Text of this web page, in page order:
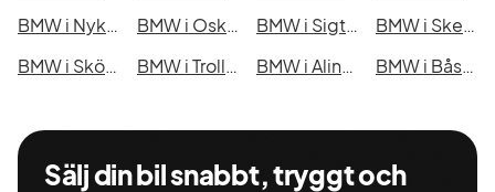
BMW i Nyköping
BMW i Oskarshamn BMW i Sigtuna
BMW i Skellefteå
BMW i Skövde
BMW i Trollhättan BMW i Alingsås BMW i Båstad
Sälj din bil snabbt, tryggt och